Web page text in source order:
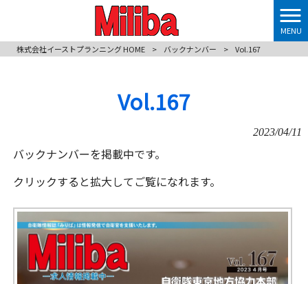
MENU
株式会社イーストプランニング HOME
> バックナンバー > Vol.167
Vol.167
2023/04/11
バックナンバーを掲載中です。
クリックすると拡大してご覧になれます。